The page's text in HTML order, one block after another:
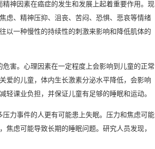
神因素在癌症的发生和发展上起着重要作用。现
虑、精神压抑、沮丧、苦闷、恐惧、悲哀等情绪
以一种慢性的持续性的刺激来影响和降低肌体的
害。心理因素在一定程度上会影响到儿童的正常
爱的儿童，体内生长激素分泌水平降低，会影响
轻课业负担，并保证儿童有足够的睡眠和运动。
力事件的人更有可能患上失眠。压力和焦虑可能
虑可能导致长期的睡眠问题。研究人员发现，